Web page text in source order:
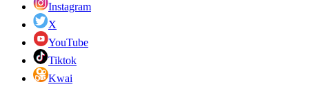
Instagram
X
YouTube
Tiktok
Kwai